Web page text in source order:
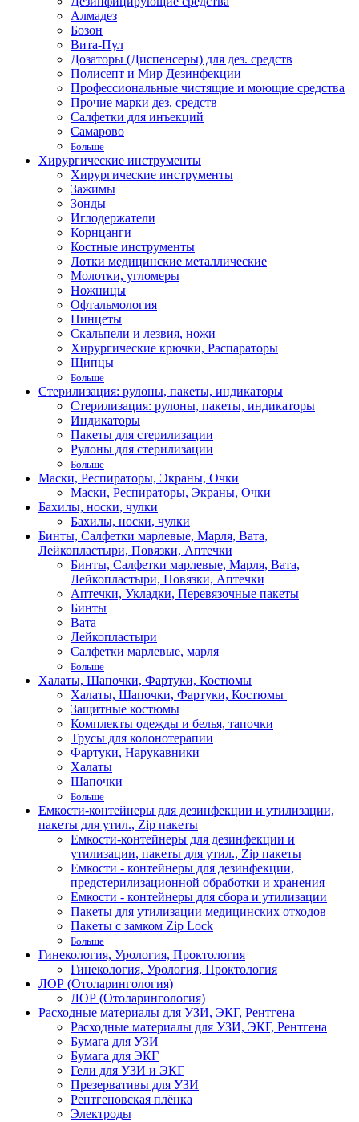
Алмадез
Бозон
Вита-Пул
Дозаторы (Диспенсеры) для дез. средств
Полисепт и Мир Дезинфекции
Профессиональные чистящие и моющие средства
Прочие марки дез. средств
Салфетки для инъекций
Самарово
Больше
Хирургические инструменты
Хирургические инструменты
Зажимы
Зонды
Иглодержатели
Корнцанги
Костные инструменты
Лотки медицинские металлические
Молотки, угломеры
Ножницы
Офтальмология
Пинцеты
Скальпели и лезвия, ножи
Хирургические крючки, Распараторы
Щипцы
Больше
Стерилизация: рулоны, пакеты, индикаторы
Стерилизация: рулоны, пакеты, индикаторы
Индикаторы
Пакеты для стерилизации
Рулоны для стерилизации
Больше
Маски, Респираторы, Экраны, Очки
Маски, Респираторы, Экраны, Очки
Бахилы, носки, чулки
Бахилы, носки, чулки
Бинты, Салфетки марлевые, Марля, Вата,
Лейкопластыри, Повязки, Аптечки
Бинты, Салфетки марлевые, Марля, Вата,
Лейкопластыри, Повязки, Аптечки
Аптечки, Укладки, Перевязочные пакеты
Бинты
Вата
Лейкопластыри
Салфетки марлевые, марля
Больше
Халаты, Шапочки, Фартуки, Костюмы
Халаты, Шапочки, Фартуки, Костюмы
Защитные костюмы
Комплекты одежды и белья, тапочки
Трусы для колонотерапии
Фартуки, Нарукавники
Халаты
Шапочки
Больше
Емкости-контейнеры для дезинфекции и утилизации,
пакеты для утил., Zip пакеты
Емкости-контейнеры для дезинфекции и
утилизации, пакеты для утил., Zip пакеты
Емкости - контейнеры для дезинфекции,
предстерилизационной обработки и хранения
Емкости - контейнеры для сбора и утилизации
Пакеты для утилизации медицинских отходов
Пакеты с замком Zip Lock
Больше
Гинекология, Урология, Проктология
Гинекология, Урология, Проктология
ЛОР (Отоларингология)
ЛОР (Отоларингология)
Расходные материалы для УЗИ, ЭКГ, Рентгена
Расходные материалы для УЗИ, ЭКГ, Рентгена
Бумага для УЗИ
Бумага для ЭКГ
Гели для УЗИ и ЭКГ
Презервативы для УЗИ
Рентгеновская плёнка
Электроды